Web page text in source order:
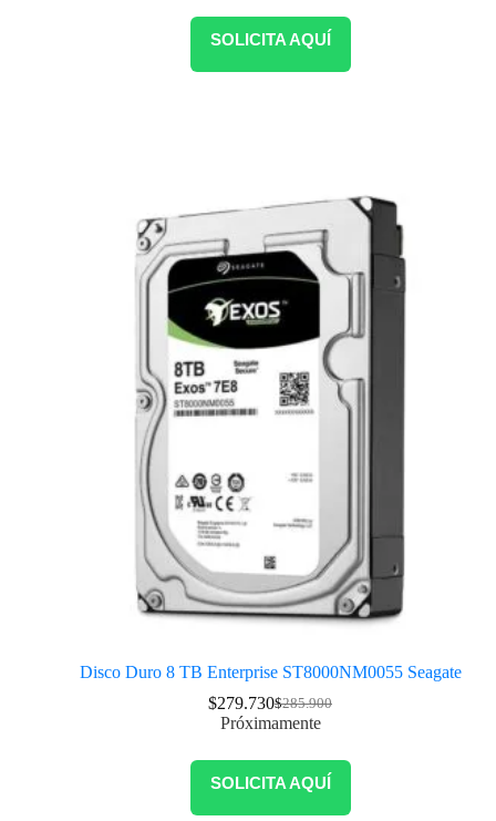
SOLICITA AQUÍ
Disco Duro 8 TB Enterprise ST8000NM0055 Seagate
$285.900
$279.730
Próximamente
SOLICITA AQUÍ